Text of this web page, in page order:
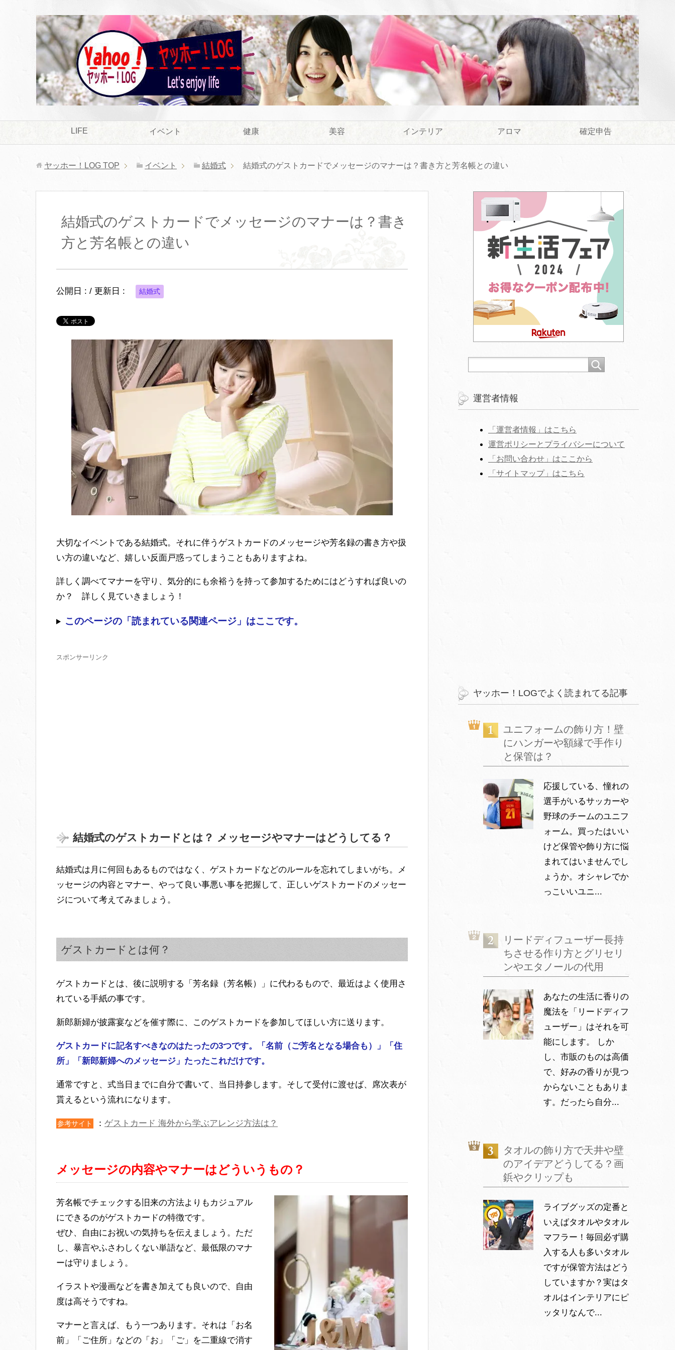
LIFE イベント 健康 美容 インテリア アロマ 確定申告
ヤッホー！LOG TOP イベント 結婚式 結婚式のゲストカードでメッセージのマナーは？書き方と芳名帳との違い
結婚式のゲストカードでメッセージのマナーは？書き
方と芳名帳との違い
公開日 : / 更新日 : 結婚式
大切なイベントである結婚式。それに伴うゲストカードのメッセージや芳名録の書き方や扱
い方の違いなど、嬉しい反面戸惑ってしまうこともありますよね。
詳しく調べてマナーを守り、気分的にも余裕うを持って参加するためにはどうすれば良いの
か？ 詳しく見ていきましょう！
このページの「読まれている関連ページ」はここです。
スポンサーリンク
結婚式のゲストカードとは？ メッセージやマナーはどうしてる？
結婚式は月に何回もあるものではなく、ゲストカードなどのルールを忘れてしまいがち。メ
ッセージの内容とマナー、やって良い事悪い事を把握して、正しいゲストカードのメッセー
ジについて考えてみましょう。
ゲストカードとは何？
ゲストカードとは、後に説明する「芳名録（芳名帳）」に代わるもので、最近はよく使用さ
れている手紙の事です。
新郎新婦が披露宴などを催す際に、このゲストカードを参加してほしい方に送ります。
ゲストカードに記名すべきなのはたったの3つです。「名前（ご芳名となる場合も）」「住
所」「新郎新婦へのメッセージ」たったこれだけです。
通常ですと、式当日までに自分で書いて、当日持参します。そして受付に渡せば、席次表が
貰えるという流れになります。
参考サイト ： ゲストカード 海外から学ぶアレンジ方法は？
メッセージの内容やマナーはどういうもの？
芳名帳でチェックする旧来の方法よりもカジュアル
にできるのがゲストカードの特徴です。
ぜひ、自由にお祝いの気持ちを伝えましょう。ただ
し、暴言やふさわしくない単語など、最低限のマナ
ーは守りましょう。
イラストや漫画などを書き加えても良いので、自由
度は高そうですね。
マナーと言えば、もう一つあります。それは「お名
前」「ご住所」などの「お」「ご」を二重線で消す
運営者情報
「運営者情報」はこちら
運営ポリシーとプライバシーについて
「お問い合わせ」はここから
‎「サイトマップ」はこちら
ヤッホー！LOGでよく読まれてる記事
ユニフォームの飾り方！壁
にハンガーや額縁で手作り
と保管は？
応援している、憧れの
選手がいるサッカーや
野球のチームのユニフ
ォーム。買ったはいい
けど保管や飾り方に悩
まれてはいませんでし
ょうか。オシャレでか
っこいいユニ...
リードディフューザー長持
ちさせる作り方とグリセリ
ンやエタノールの代用
あなたの生活に香りの
魔法を「リードディフ
ューザー」はそれを可
能にします。 しか
し、市販のものは高価
で、好みの香りが見つ
からないこともありま
す。だったら自分...
タオルの飾り方で天井や壁
のアイデアどうしてる？画
鋲やクリップも
ライブグッズの定番と
いえばタオルやタオル
マフラー！毎回必ず購
入する人も多いタオル
ですが保管方法はどう
していますか？実はタ
オルはインテリアにピ
ッタリなんで...